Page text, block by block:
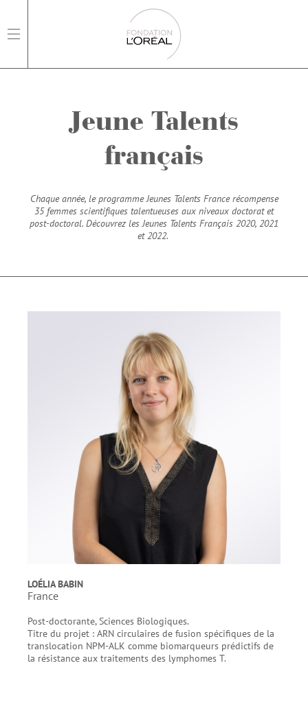
Jeune Talents
français
Chaque année, le programme Jeunes Talents France récompense
35 femmes scientifiques talentueuses aux niveaux doctorat et
post-doctoral. Découvrez les Jeunes Talents Français 2020, 2021
et 2022.
LOÉLIA BABIN
France
Post-doctorante, Sciences Biologiques.
Titre du projet : ARN circulaires de fusion spécifiques de la
translocation NPM-ALK comme biomarqueurs prédictifs de
la résistance aux traitements des lymphomes T.